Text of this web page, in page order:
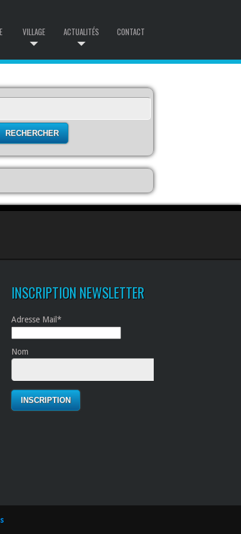
CONTACT
ACTUALITÉS
VILLAGE
INSCRIPTION NEWSLETTER
Adresse Mail*
Nom